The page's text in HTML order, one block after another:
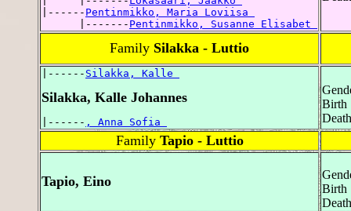
|------ Pentinmikko, Maria Loviisa
      |-------
Pentinmikko, Susanne Elisabet
Family Silakka - Luttio
|------ Silakka, Kalle
Silakka, Kalle Johannes
|------ , Anna Sofia
Birth
Family Tapio - Luttio
Tapio, Eino
Birth